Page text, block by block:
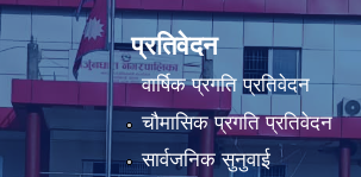
प्रतिवेदन
वार्षिक प्रगति प्रतिवेदन
चौमासिक प्रगति प्रतिवेदन
सार्वजनिक सुनुवाई